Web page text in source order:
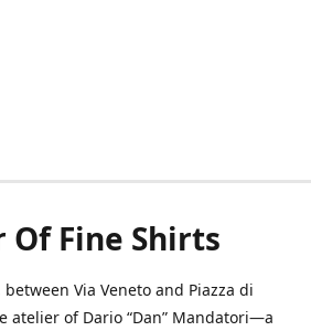
Of Fine Shirts
Via Veneto and Piazza di
atelier of Dario “Dan” Mandatori—a